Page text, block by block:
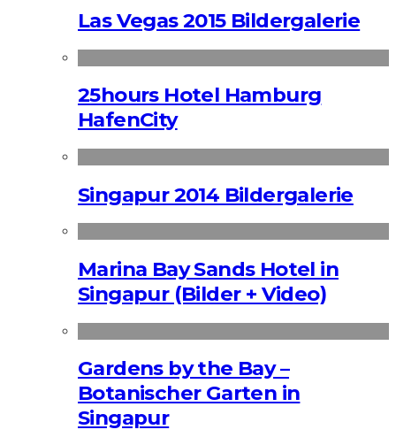
Las Vegas 2015 Bildergalerie
25hours Hotel Hamburg
HafenCity
Singapur 2014 Bildergalerie
Marina Bay Sands Hotel in
Singapur (Bilder + Video)
Gardens by the Bay –
Botanischer Garten in
Singapur